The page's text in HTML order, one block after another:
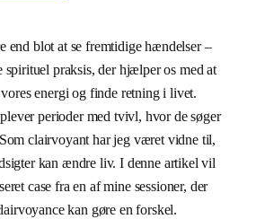
end blot at se fremtidige hændelser –
spirituel praksis, der hjælper os med at
energi og finde retning i livet.
perioder med tvivl, hvor de søger
clairvoyant har jeg været vidne til,
kan ændre liv. I denne artikel vil
case fra en af mine sessioner, der
kan gøre en forskel.